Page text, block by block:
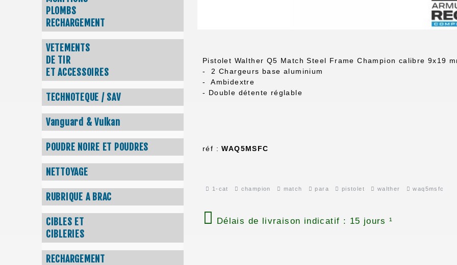
PLOMBS
RECHARGEMENT
VETEMENTS
DE TIR
ET ACCESSOIRES
TECHNOTEQUE / SAV
Vanguard & Vulkan
POUDRE NOIRE ET POUDRES
NETTOYAGE
RUBRIQUE A BRAC
CIBLES ET
CIBLERIES
RECHARGEMENT
Pistolet Walther Q5 Match Steel Frame Champion calibre 9x19
- 2 Chargeurs base aluminium
- Ambidextre
- Double détente réglable
réf :WAQ5MSFC
1-cat champion match para pistolet walther waq5msfc
Délais de livraison indicatif : 15 jours ¹